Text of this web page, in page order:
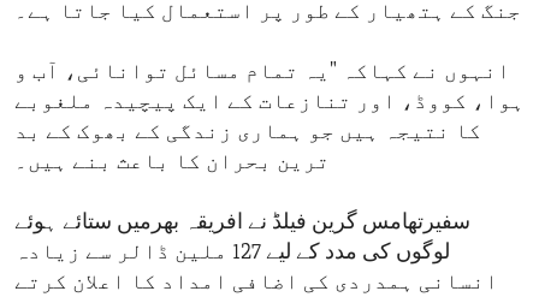
جنگ کے ہتھیار کے طور پر استعمال کیا جاتا ہے۔
انہوں نے کہاکہ "یہ تمام مسائل توانائی، آب و
ہوا، کووڈ، اور تنازعات کے ایک پیچیدہ ملغوبے
کا نتیجہ ہیں جو ہماری زندگی کے بھوک کے بد
ترین بحران کا باعث بنے ہیں۔
سفیرتھامس گرین فیلڈ نے افریقہ بھرمیں ستائے ہوئے
لوگوں کی مدد کے لیے 127 ملین ڈالر سے زیادہ
انسانی ہمدردی کی اضافی امداد کا اعلان کرتے